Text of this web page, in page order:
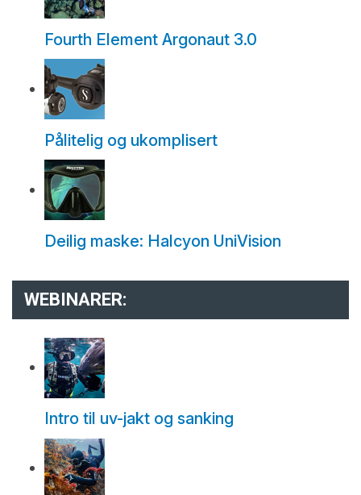
Fourth Element Argonaut 3.0
Pålitelig og ukomplisert
Deilig maske: Halcyon UniVision
WEBINARER:
Intro til uv-jakt og sanking